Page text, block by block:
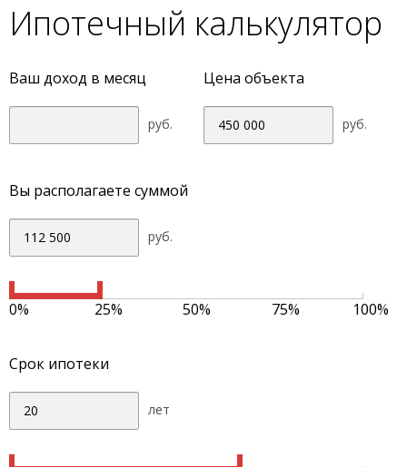
Ипотечный калькулятор
Ваш доход в месяц Цена объекта
руб. руб.
Вы располагаете суммой
руб.
0% 25% 50% 75% 100%
Срок ипотеки
лет